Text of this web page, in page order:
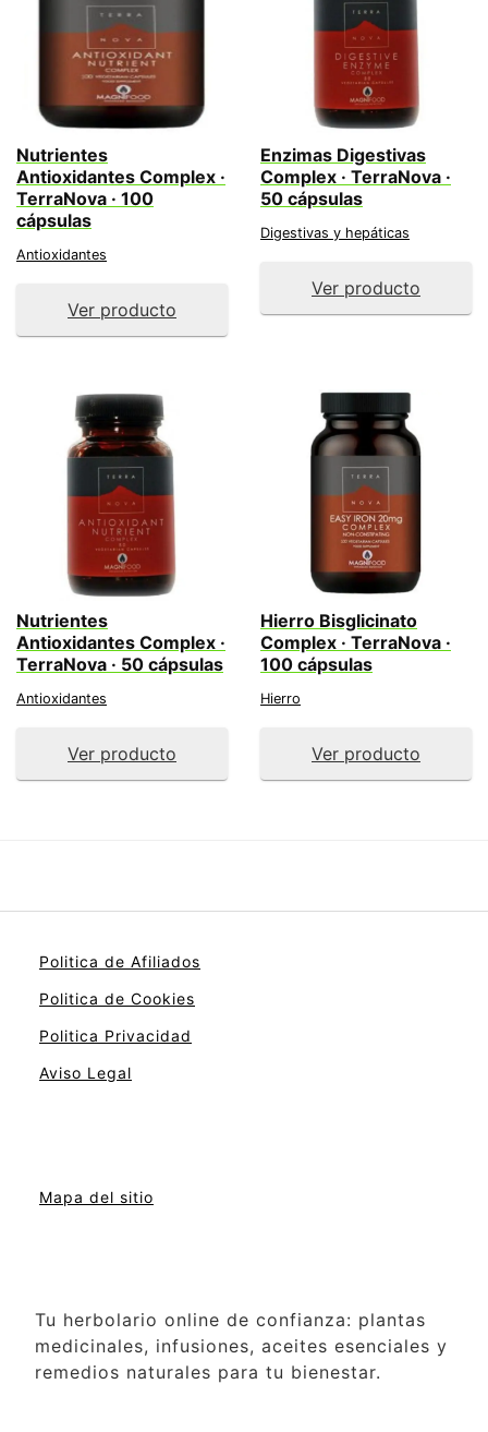
Nutrientes
Antioxidantes Complex ·
TerraNova · 100
cápsulas
Antioxidantes
Ver producto
Enzimas Digestivas
Complex · TerraNova ·
50 cápsulas
Digestivas y hepáticas
Ver producto
Nutrientes
Antioxidantes Complex ·
TerraNova · 50 cápsulas
Antioxidantes
Ver producto
Hierro Bisglicinato
Complex · TerraNova ·
100 cápsulas
Hierro
Ver producto
Politica de Afiliados
Politica de Cookies
Politica Privacidad
Aviso Legal
Mapa del sitio
Tu herbolario online de confianza: plantas
medicinales, infusiones, aceites esenciales y
remedios naturales para tu bienestar.